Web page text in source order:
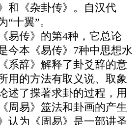
和《杂卦传》。自汉代
“十翼”。
易传》的第4种，它总论
今本《易传》7种中思想水
系辞》解释了卦爻辞的意
用的方法有取义说、取象
述了揲著求卦的过程，用
周易》筮法和卦画的产生
认为《周易》是一部讲圣